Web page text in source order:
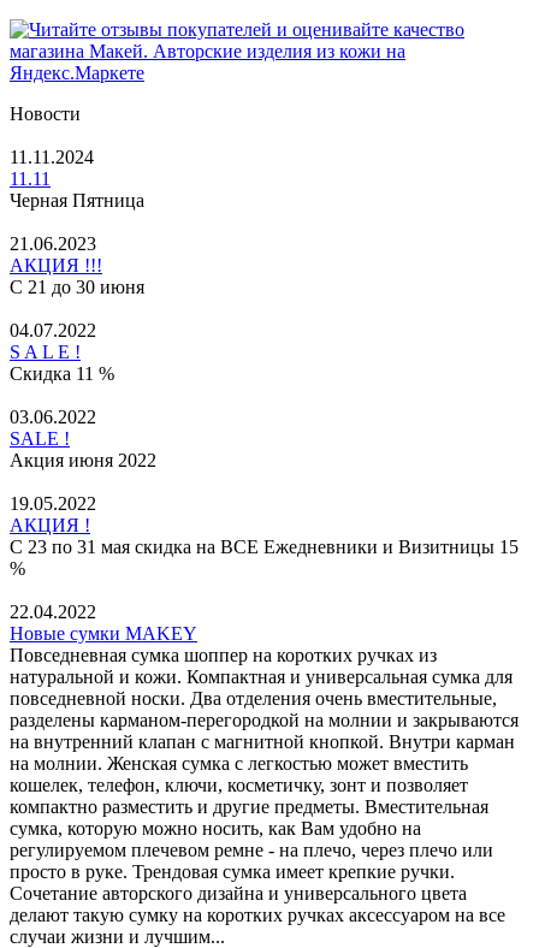
Новости
11.11.2024
11.11
Черная Пятница
21.06.2023
АКЦИЯ !!!
С 21 до 30 июня
04.07.2022
S A L E !
Скидка 11 %
03.06.2022
SALE !
Акция июня 2022
19.05.2022
АКЦИЯ !
С 23 по 31 мая скидка на ВСЕ Ежедневники и Визитницы 15
%
22.04.2022
Новые сумки MAKEY
Повседневная сумка шоппер на коротких ручках из
натуральной и кожи. Компактная и универсальная сумка для
повседневной носки. Два отделения очень вместительные,
разделены карманом-перегородкой на молнии и закрываются
на внутренний клапан с магнитной кнопкой. Внутри карман
на молнии. Женская сумка с легкостью может вместить
кошелек, телефон, ключи, косметичку, зонт и позволяет
компактно разместить и другие предметы. Вместительная
сумка, которую можно носить, как Вам удобно на
регулируемом плечевом ремне - на плечо, через плечо или
просто в руке. Трендовая сумка имеет крепкие ручки.
Сочетание авторского дизайна и универсального цвета
делают такую сумку на коротких ручках аксессуаром на все
случаи жизни и лучшим...